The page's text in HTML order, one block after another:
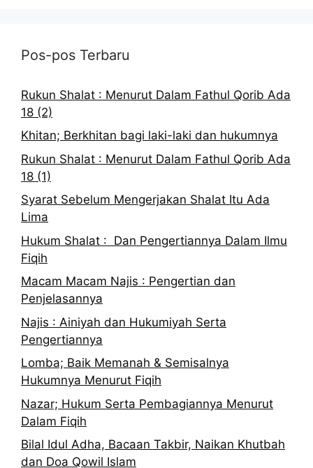
Pos-pos Terbaru
Rukun Shalat : Menurut Dalam Fathul Qorib Ada
18 (2)
Khitan; Berkhitan bagi laki-laki dan hukumnya
Rukun Shalat : Menurut Dalam Fathul Qorib Ada
18 (1)
Syarat Sebelum Mengerjakan Shalat Itu Ada
Lima
Hukum Shalat : Dan Pengertiannya Dalam Ilmu
Fiqih
Macam Macam Najis : Pengertian dan
Penjelasannya
Najis : Ainiyah dan Hukumiyah Serta
Pengertiannya
Lomba; Baik Memanah & Semisalnya
Hukumnya Menurut Fiqih
Nazar; Hukum Serta Pembagiannya Menurut
Dalam Fiqih
Bilal Idul Adha, Bacaan Takbir, Naikan Khutbah
dan Doa Qowil Islam